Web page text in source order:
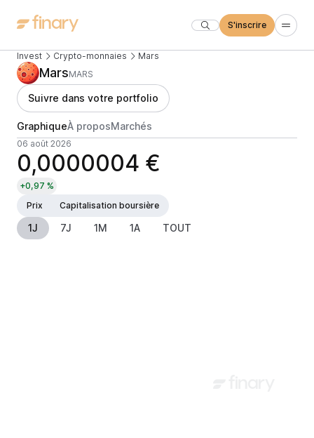
S'inscrire
Invest Crypto-monnaies Mars
MarsMARS
Suivre dans votre portfolio
GraphiqueÀ proposMarchés
06 août 2026
0,0000004 €
+0,97 %
Prix
Capitalisation boursière
1J 7J 1M 1A TOUT